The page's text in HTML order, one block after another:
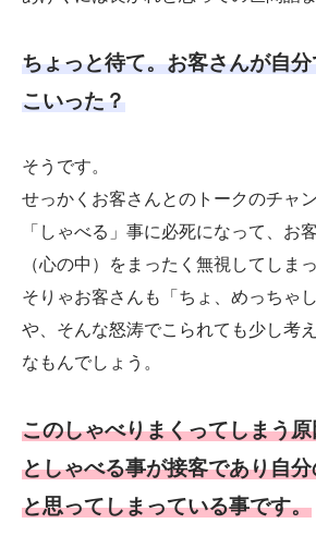
ちょっと待て。お客さんが自
こいった？
そうです。
せっかくお客さんとのトークのチャ
「しゃべる」事に必死になって、お
（心の中）をまったく無視してしま
そりゃお客さんも「ちょ、めっちゃ
や、そんな怒涛でこられても少し考
なもんでしょう。
このしゃべりまくってしまう
としゃべる事が接客であり自
と思ってしまっている事です。